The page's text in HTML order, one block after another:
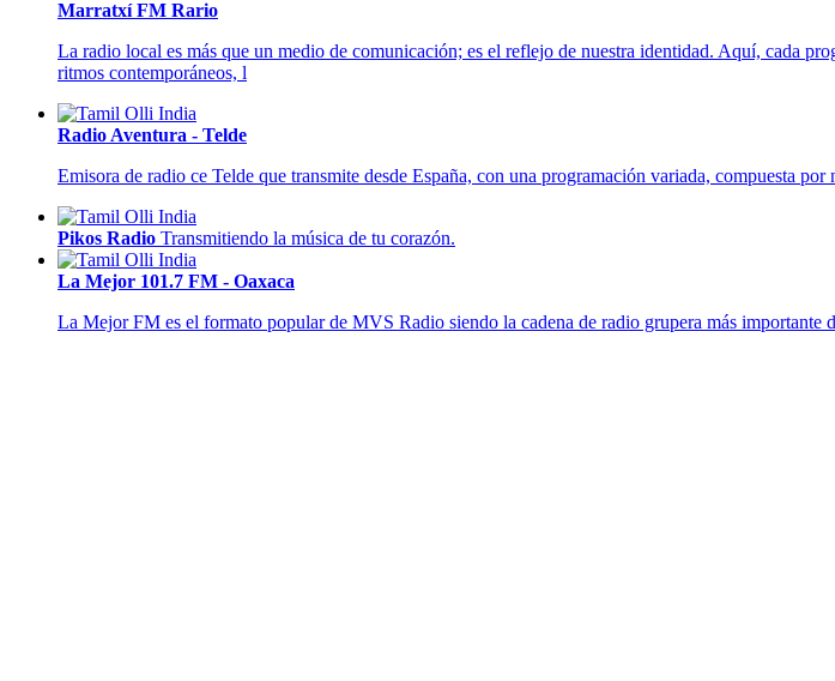
Marratxí FM Rario
La radio local es más que un medio de comunicación; es el reflejo de nuestra identidad. Aquí, cada
ritmos contemporáneos, l
Radio Aventura - Telde
Emisora de radio ce Telde que transmite desde España, con una programación variada, compuesta
Pikos Radio Transmitiendo la música de tu corazón.
La Mejor 101.7 FM - Oaxaca
La Mejor FM es el formato popular de MVS Radio siendo la cadena de radio grupera más importante